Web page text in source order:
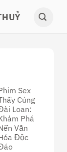
Sex
Cúng
Loan:
Phá
Văn
Độc